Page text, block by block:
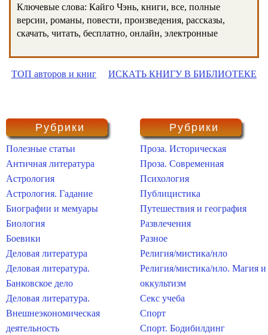
Ключевые слова: Кайго Чэнь, книги, все, полные
версии, романы, повести, произведения, рассказы,
скачать, читать, бесплатно, онлайн, электронные
ТОП авторов и книг ИСКАТЬ КНИГУ В БИБЛИОТЕКЕ
Рубрики
Полезные статьи
Античная литература
Астрология
Астрология. Гадание
Биографии и мемуары
Биология
Боевики
Деловая литература
Деловая литература.
Банковское дело
Деловая литература.
Внешнеэкономическая
деятельность
Рубрики
Проза. Историческая
Проза. Современная
Психология
Публицистика
Путешествия и география
Развлечения
Разное
Религия/мистика/нло
Религия/мистика/нло. Магия и
оккультизм
Секс учеба
Спорт
Спорт. Бодибилдинг